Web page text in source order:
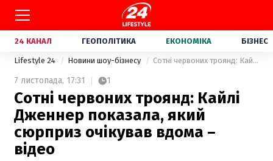
24 КАНАЛ ГЕОПОЛІТИКА ЕКОНОМІКА БІЗНЕС
Lifestyle 24 Новини шоу-бізнесу Сотні червоних троянд: Кайлі Дженнер показала, який сюрприз очікував вдома – відео
7 листопада, 17:31 1
Сотні червоних троянд: Кайлі
Дженнер показала, який
сюрприз очікував вдома –
відео